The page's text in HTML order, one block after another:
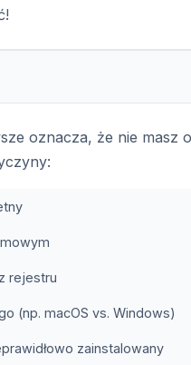
oznacza, że nie masz
rejestru
(np. macOS vs. Windows)
zainstalowany